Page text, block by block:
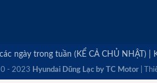
ngày trong tuần (KỂ CẢ CHỦ NHẬT)
- 2023 Hyundai Dũng Lạc by TC Motor |